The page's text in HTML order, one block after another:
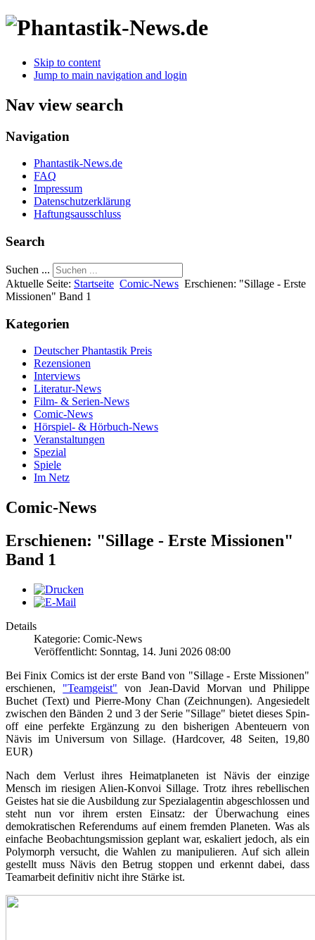
Skip to content
Jump to main navigation and login
Nav view search
Navigation
Phantastik-News.de
FAQ
Impressum
Datenschutzerklärung
Haftungsausschluss
Search
Suchen ...
Aktuelle Seite: Startseite Comic-News Erschienen: "Sillage - Erste
Missionen" Band 1
Kategorien
Deutscher Phantastik Preis
Rezensionen
Interviews
Literatur-News
Film- & Serien-News
Comic-News
Hörspiel- & Hörbuch-News
Veranstaltungen
Spezial
Spiele
Im Netz
Comic-News
Erschienen: "Sillage - Erste Missionen"
Band 1
Details
Kategorie: Comic-News
Veröffentlicht: Sonntag, 14. Juni 2026 08:00
Bei Finix Comics ist der erste Band von "Sillage - Erste Missionen"
erschienen, "Teamgeist" von Jean-David Morvan und Philippe
Buchet (Text) und Pierre-Mony Chan (Zeichnungen). Angesiedelt
zwischen den Bänden 2 und 3 der Serie "Sillage" bietet dieses Spin-
off eine perfekte Ergänzung zu den bisherigen Abenteuern von
Nävis im Universum von Sillage. (Hardcover, 48 Seiten, 19,80
EUR)
Nach dem Verlust ihres Heimatplaneten ist Nävis der einzige
Mensch im riesigen Alien-Konvoi Sillage. Trotz ihres rebellischen
Geistes hat sie die Ausbildung zur Spezialagentin abgeschlossen und
steht nun vor ihrem ersten Einsatz: der Überwachung eines
demokratischen Referendums auf einem fremden Planeten. Was als
einfache Beobachtungsmission geplant war, eskaliert jedoch, als ein
Polymorph versucht, die Wahlen zu manipulieren. Auf sich allein
gestellt muss Nävis den Betrug stoppen und erkennt dabei, dass
Teamarbeit definitiv nicht ihre Stärke ist.